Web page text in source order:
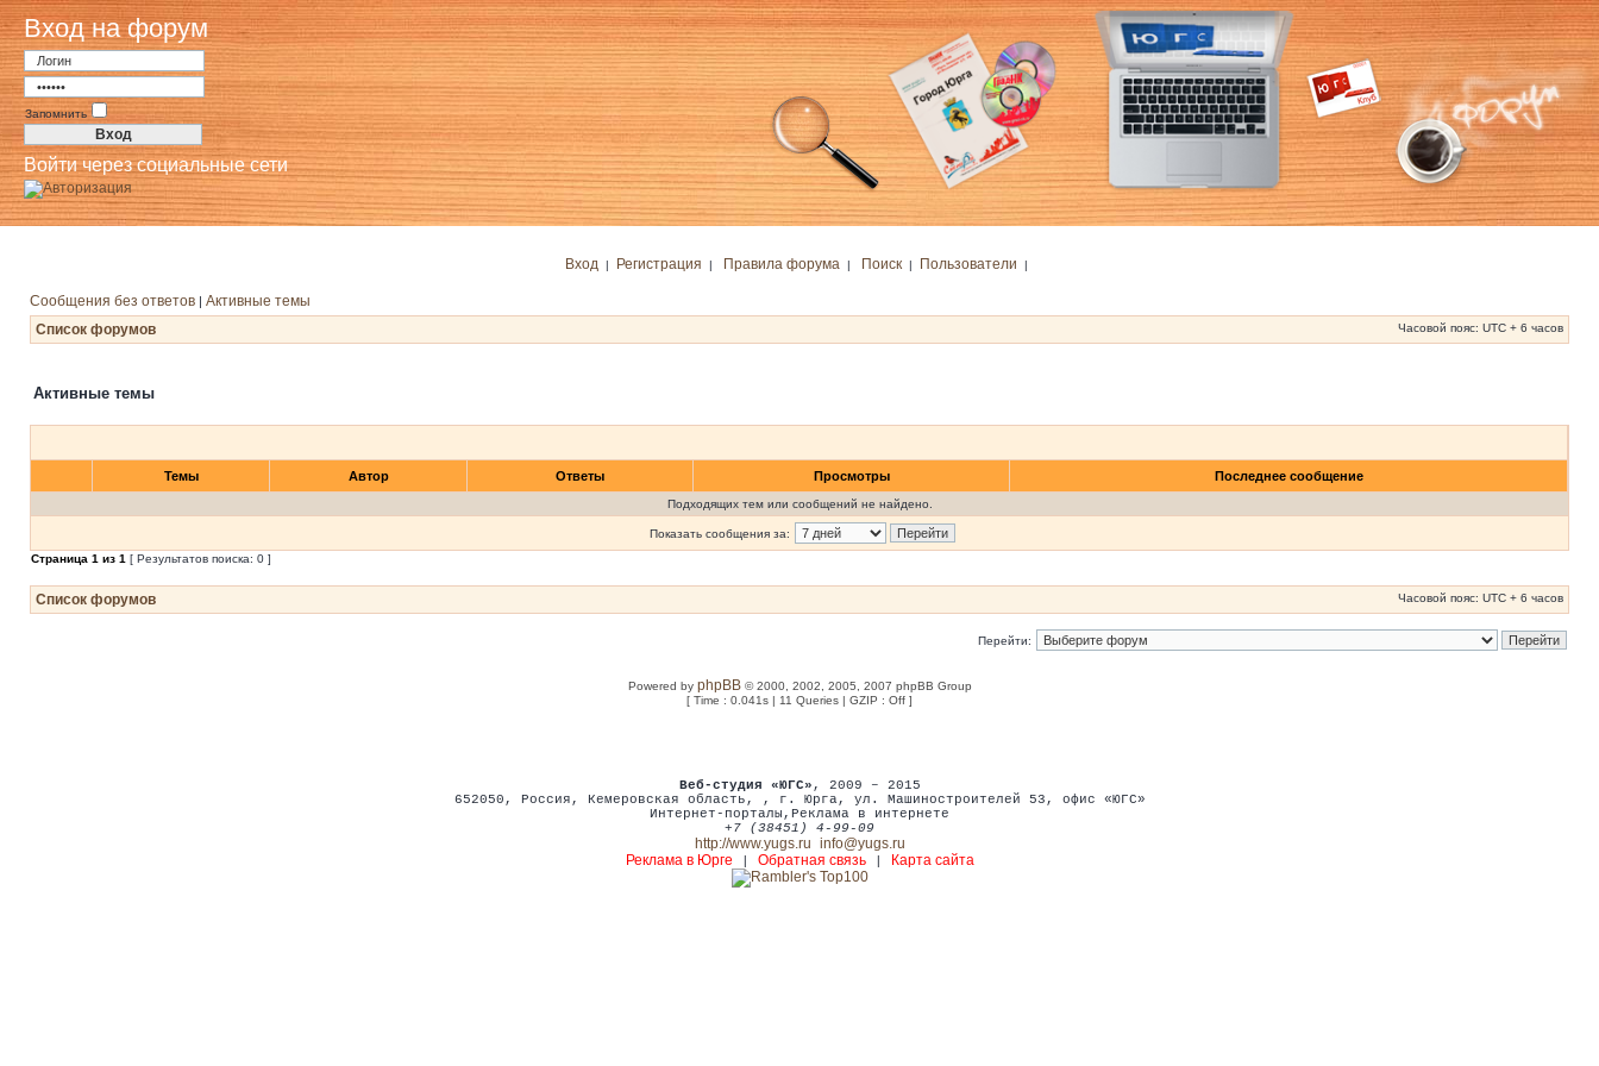
Вход на форум
Запомнить
Войти через социальные сети
Вход | Регистрация | Правила форума | Поиск| Пользователи |
Сообщения без ответов | Активные темы
Список форумов
Часовой пояс: UTC + 6 часов
Активные темы
Темы Автор Ответы Просмотры Последнее сообщение
Подходящих тем или сообщений не найдено.
Показать сообщения за:
Страница 1 из 1 [ Результатов поиска: 0 ]
Список форумов Часовой пояс: UTC + 6 часов
Перейти:
Powered by phpBB© 2000, 2002, 2005, 2007 phpBB Group
[ Time : 0.041s | 11 Queries | GZIP : Off ]
Веб-студия «ЮГС» , 2009 – 2015
652050 , Россия , Кемеровская область, , г. Юрга, ул. Машиностроителей 53 , офис «ЮГС»
Интернет-порталы , Реклама в интернете
+7 (38451) 4-99-09
http://www.yugs.ru info@yugs.ru
Реклама в Юрге
Обратная связь| Карта сайта